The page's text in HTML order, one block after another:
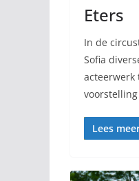
Eters
In de
Sofia
acteerwerk
voorstelling
Lees